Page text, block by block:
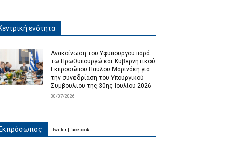
ενότητα
Ανακοίνωση του Υφυπουργού παρά
τω Πρωθυπουργώ και Κυβερνητικού
Εκπροσώπου Παύλου Μαρινάκη για
την συνεδρίαση του Υπουργικού
Συμβουλίου της 30ης Ιουλίου 2026
30/07/2026
twitter facebook